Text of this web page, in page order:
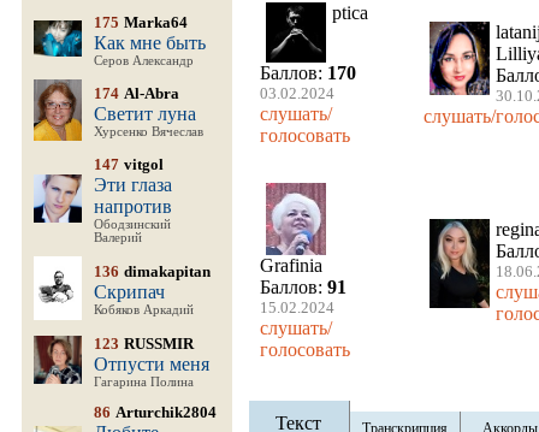
175 Marka64
Как мне быть
Серов Александр
174 Al-Abra
Светит луна
Хурсенко Вячеслав
147 vitgol
Эти глаза
напротив
Ободзинский
Валерий
136 dimakapitan
Скрипач
Кобяков Аркадий
123 RUSSMIR
Отпусти меня
Гагарина Полина
86 Arturchik2804
ptica
Баллов: 170
03.02.2024
слушать/
голосовать
слушать/
Grafinia
Баллов: 91
15.02.2024
слушать/
голосовать
Текст Транскрипция Аккорды